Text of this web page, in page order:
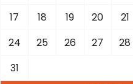
17
18 19 20 21
24
25 26 27 28
31